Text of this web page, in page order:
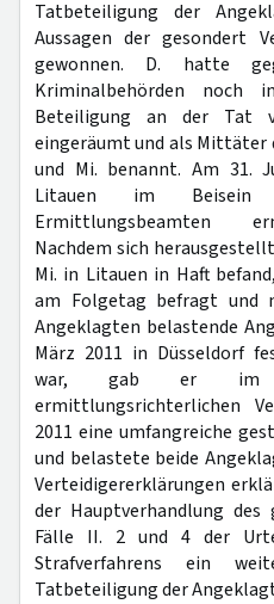
Tatbeteiligung der
Aussagen der gesondert
gewonnen. D. hatte
Kriminalbehörden noch
Beteiligung an der Tat
eingeräumt und als Mittäter
und Mi. benannt. Am 31.
Litauen im Beisein
Ermittlungsbeamten
Nachdem sich
Mi. in Litauen in Haft
am Folgetag befragt und
Angeklagten belastende
März 2011 in Düsseldorf
war, gab er im
ermittlungsrichterlichen
2011 eine umfangreiche
und belastete beide
Verteidigererklärungen
der Hauptverhandlung des
Fälle II. 2 und 4 der
Strafverfahrens ein
Tatbeteiligung der